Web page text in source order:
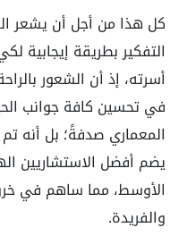
كل هذا من أجل أن يشعر
التفكير بطريقة إيجابية
أسرته، إذ أن الشعور
في تحسين كافة جوانب
المعماري صدفةً؛ بل
يضم أفضل الاستشاريين
الأوسط، مما ساهم في
والفريدة.